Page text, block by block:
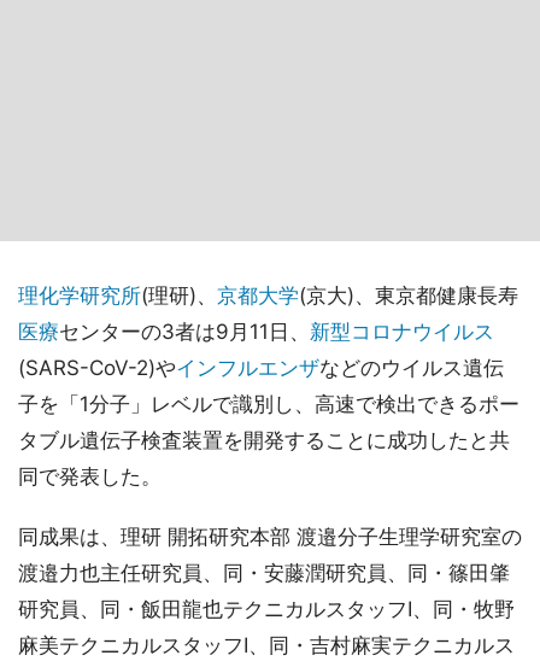
理化学研究所(理研)、 京都大学(京大)、東京都健康長寿
医療センターの3者は9月11日、 新型コロナウイルス
(SARS-CoV-2)やインフルエンザなどのウイルス遺伝
子を「1分子」レベルで識別し、高速で検出できるポー
タブル遺伝子検査装置を開発することに成功したと共
同で発表した。
同成果は、理研 開拓研究本部 渡邉分子生理学研究室の
渡邉力也主任研究員、同・安藤潤研究員、同・篠田肇
研究員、同・飯田龍也テクニカルスタッフI、同・牧野
麻美テクニカルスタッフI、同・吉村麻実テクニカルス